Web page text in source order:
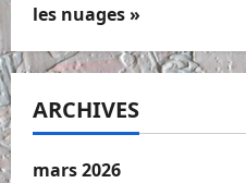
les nuages »
ARCHIVES
mars 2026